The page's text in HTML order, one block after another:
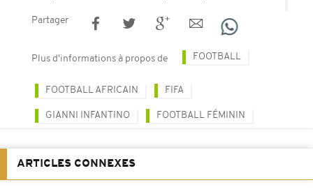
Partager
Plus d'informations à propos de FOOTBALL
FOOTBALL AFRICAIN FIFA
GIANNI INFANTINO FOOTBALL FÉMININ
ARTICLES CONNEXES